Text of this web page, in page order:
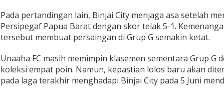
Pada pertandingan lain, Binjai City menjaga asa setelah
Persipegaf Papua Barat dengan skor telak 5-1.
tersebut membuat persaingan di Grup G semakin ketat.
Unaaha FC masih memimpin klasemen sementara Grup G
koleksi empat poin. Namun, kepastian lolos baru akan
pada laga terakhir menghadapi Binjai City pada 5 Juni